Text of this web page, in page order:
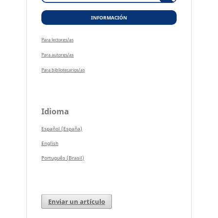
INFORMACIÓN
Para lectores/as
Para autores/as
Para bibliotecarios/as
Idioma
Español (España)
English
Português (Brasil)
Enviar un artículo